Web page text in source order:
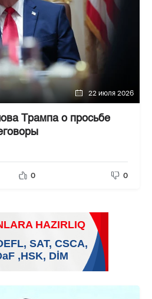
22 июля 2026
Трампа о просьбе
0 0